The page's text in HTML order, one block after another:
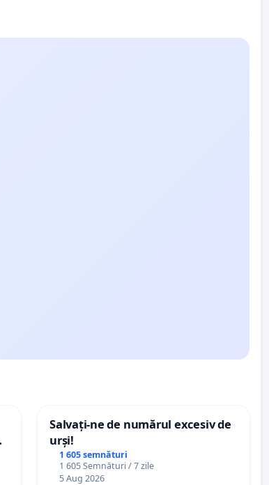
Salvați-ne de numărul excesiv de
urși!
1 605 semnături
1 605 Semnături / 7 zile
5 Aug 2026